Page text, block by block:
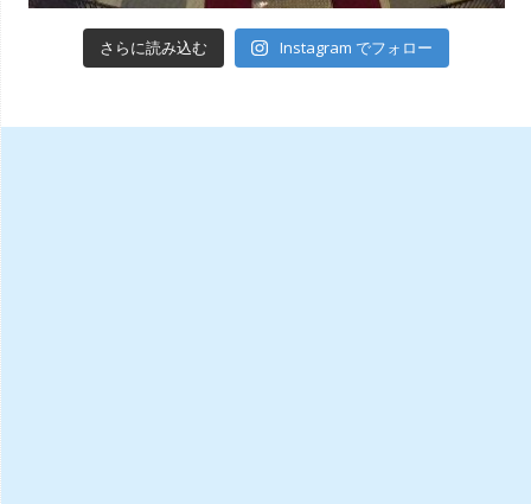
さらに読み込む Instagram でフォロー